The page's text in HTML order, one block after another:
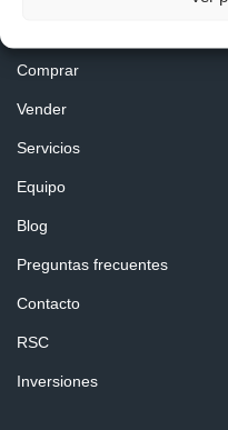
Comprar
Vender
Servicios
Equipo
Blog
Preguntas frecuentes
Contacto
RSC
Inversiones